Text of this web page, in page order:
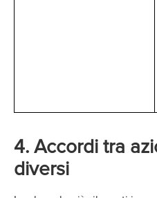
4. Accordi tra
diversi